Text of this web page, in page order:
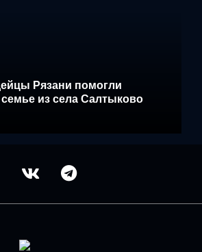
Рязани помогли
из села Салтыково